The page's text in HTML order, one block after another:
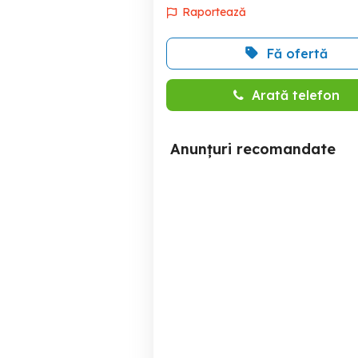
Raportează
Fă ofertă
Arată telefon
Anunțuri recomandate